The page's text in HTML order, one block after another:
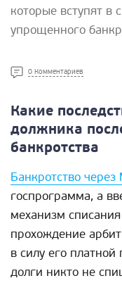
которые вступят в
упрощенного
0 Комментариев
Какие
должника
банкротства
Банкротство
госпрограмма, а
механизм
прохождение
в силу его
долги никто не